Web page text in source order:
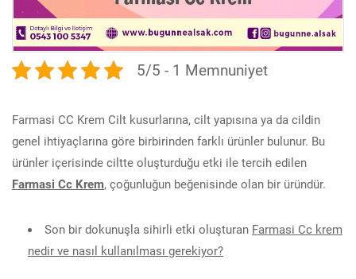
5/5 - 1 Memnuniyet
Farmasi CC Krem Cilt kusurlarına, cilt yapısına ya da cildin
genel ihtiyaçlarına göre birbirinden farklı ürünler bulunur. Bu
ürünler içerisinde ciltte oluşturduğu etki ile tercih edilen
Farmasi Cc Krem, çoğunluğun beğenisinde olan bir üründür.
Son bir dokunuşla sihirli etki oluşturan Farmasi Cc krem
nedir ve nasıl kullanılması gerekiyor?